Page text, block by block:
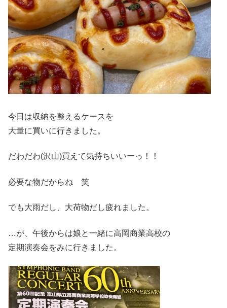
今日は収納を整えるケースを
大量に買いに行きました。
だわだわ(沢山)買えて気持ちいいーっ！！
必要な物だからね 笑
でも大雨だし、大荷物だし疲れました。
…が、午後からは娘と一緒に高岡商業高校の
定期演奏会をみに行きました。